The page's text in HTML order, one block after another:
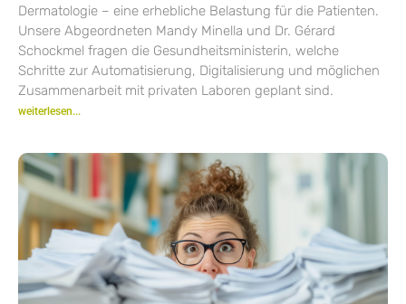
Dermatologie – eine erhebliche Belastung für die Patienten.
Unsere Abgeordneten Mandy Minella und Dr. Gérard
Schockmel fragen die Gesundheitsministerin, welche
Schritte zur Automatisierung, Digitalisierung und möglichen
Zusammenarbeit mit privaten Laboren geplant sind.
weiterlesen...